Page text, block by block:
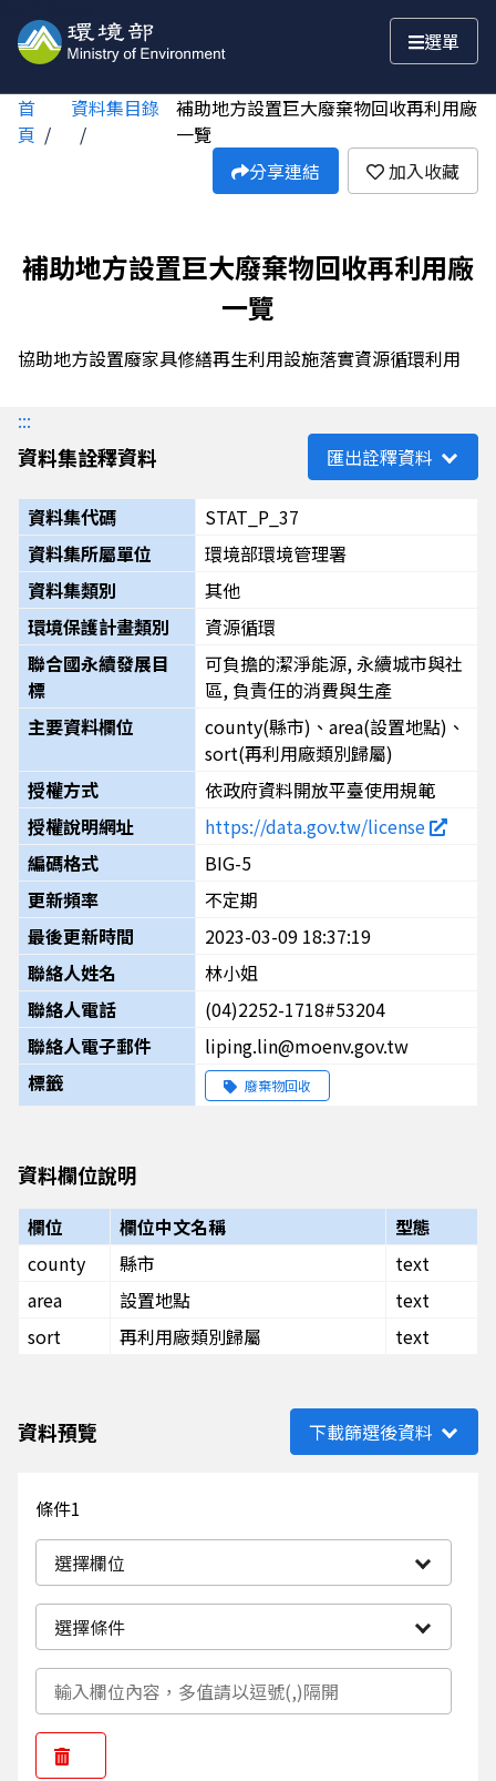
選單
首
頁
資料集目錄
補助地方設置巨大廢棄物回收再利用廠
一覽
分享連結
加入收藏
補助地方設置巨大廢棄物回收再利用廠
一覽
協助地方設置廢家具修繕再生利用設施落實資源循環利用
:::
資料集詮釋資料 匯出詮釋資料
資料集代碼
STAT_P_37
資料集所屬單位
環境部環境管理署
資料集類別
其他
環境保護計畫類別
資源循環
聯合國永續發展目
標
可負擔的潔淨能源, 永續城市與社
區, 負責任的消費與生產
主要資料欄位
county(縣市)、area(設置地點)、
sort(再利用廠類別歸屬)
授權方式
依政府資料開放平臺使用規範
授權說明網址
https://data.gov.tw/license
編碼格式
BIG-5
更新頻率
不定期
最後更新時間
2023-03-09 18:37:19
聯絡人姓名
林小姐
聯絡人電話
(04)2252-1718#53204
聯絡人電子郵件
liping.lin@moenv.gov.tw
標籤
廢棄物回收
資料欄位說明
欄位 欄位中文名稱
型態
county
縣市
text
area
設置地點
text
sort
再利用廠類別歸屬 text
資料預覽 下載篩選後資料
條件1
選擇欄位
選擇條件